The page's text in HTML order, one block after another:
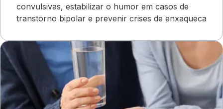
convulsivas, estabilizar o humor em casos de
transtorno bipolar e prevenir crises de enxaqueca